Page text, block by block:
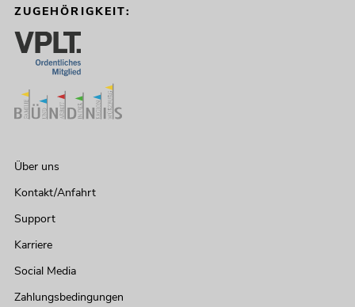
ZUGEHÖRIGKEIT:
Über uns
Kontakt/Anfahrt
Support
Karriere
Social Media
Zahlungsbedingungen